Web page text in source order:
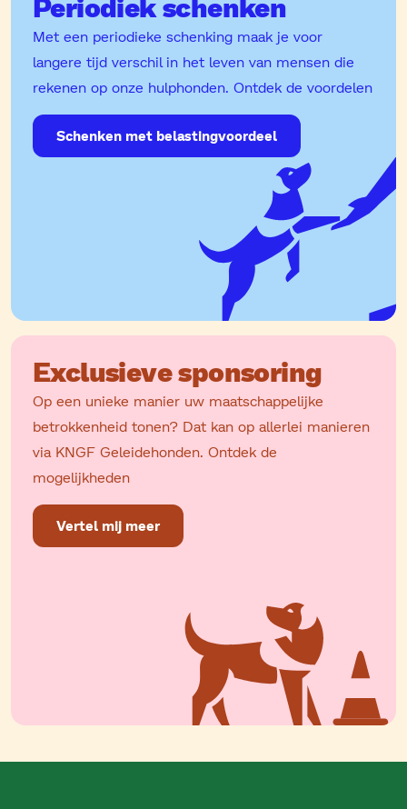
Met een periodieke schenking maak je voor
langere tijd verschil in het leven van mensen die
rekenen op onze hulphonden. Ontdek de voordelen
Schenken met belastingvoordeel
Exclusieve sponsoring
Op een unieke manier uw maatschappelijke
betrokkenheid tonen? Dat kan op allerlei manieren
via KNGF Geleidehonden. Ontdek de
mogelijkheden
Vertel mij meer